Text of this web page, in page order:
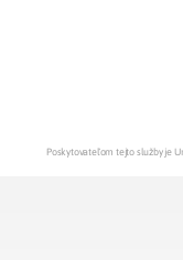
Poskytovateľom tejto služby je